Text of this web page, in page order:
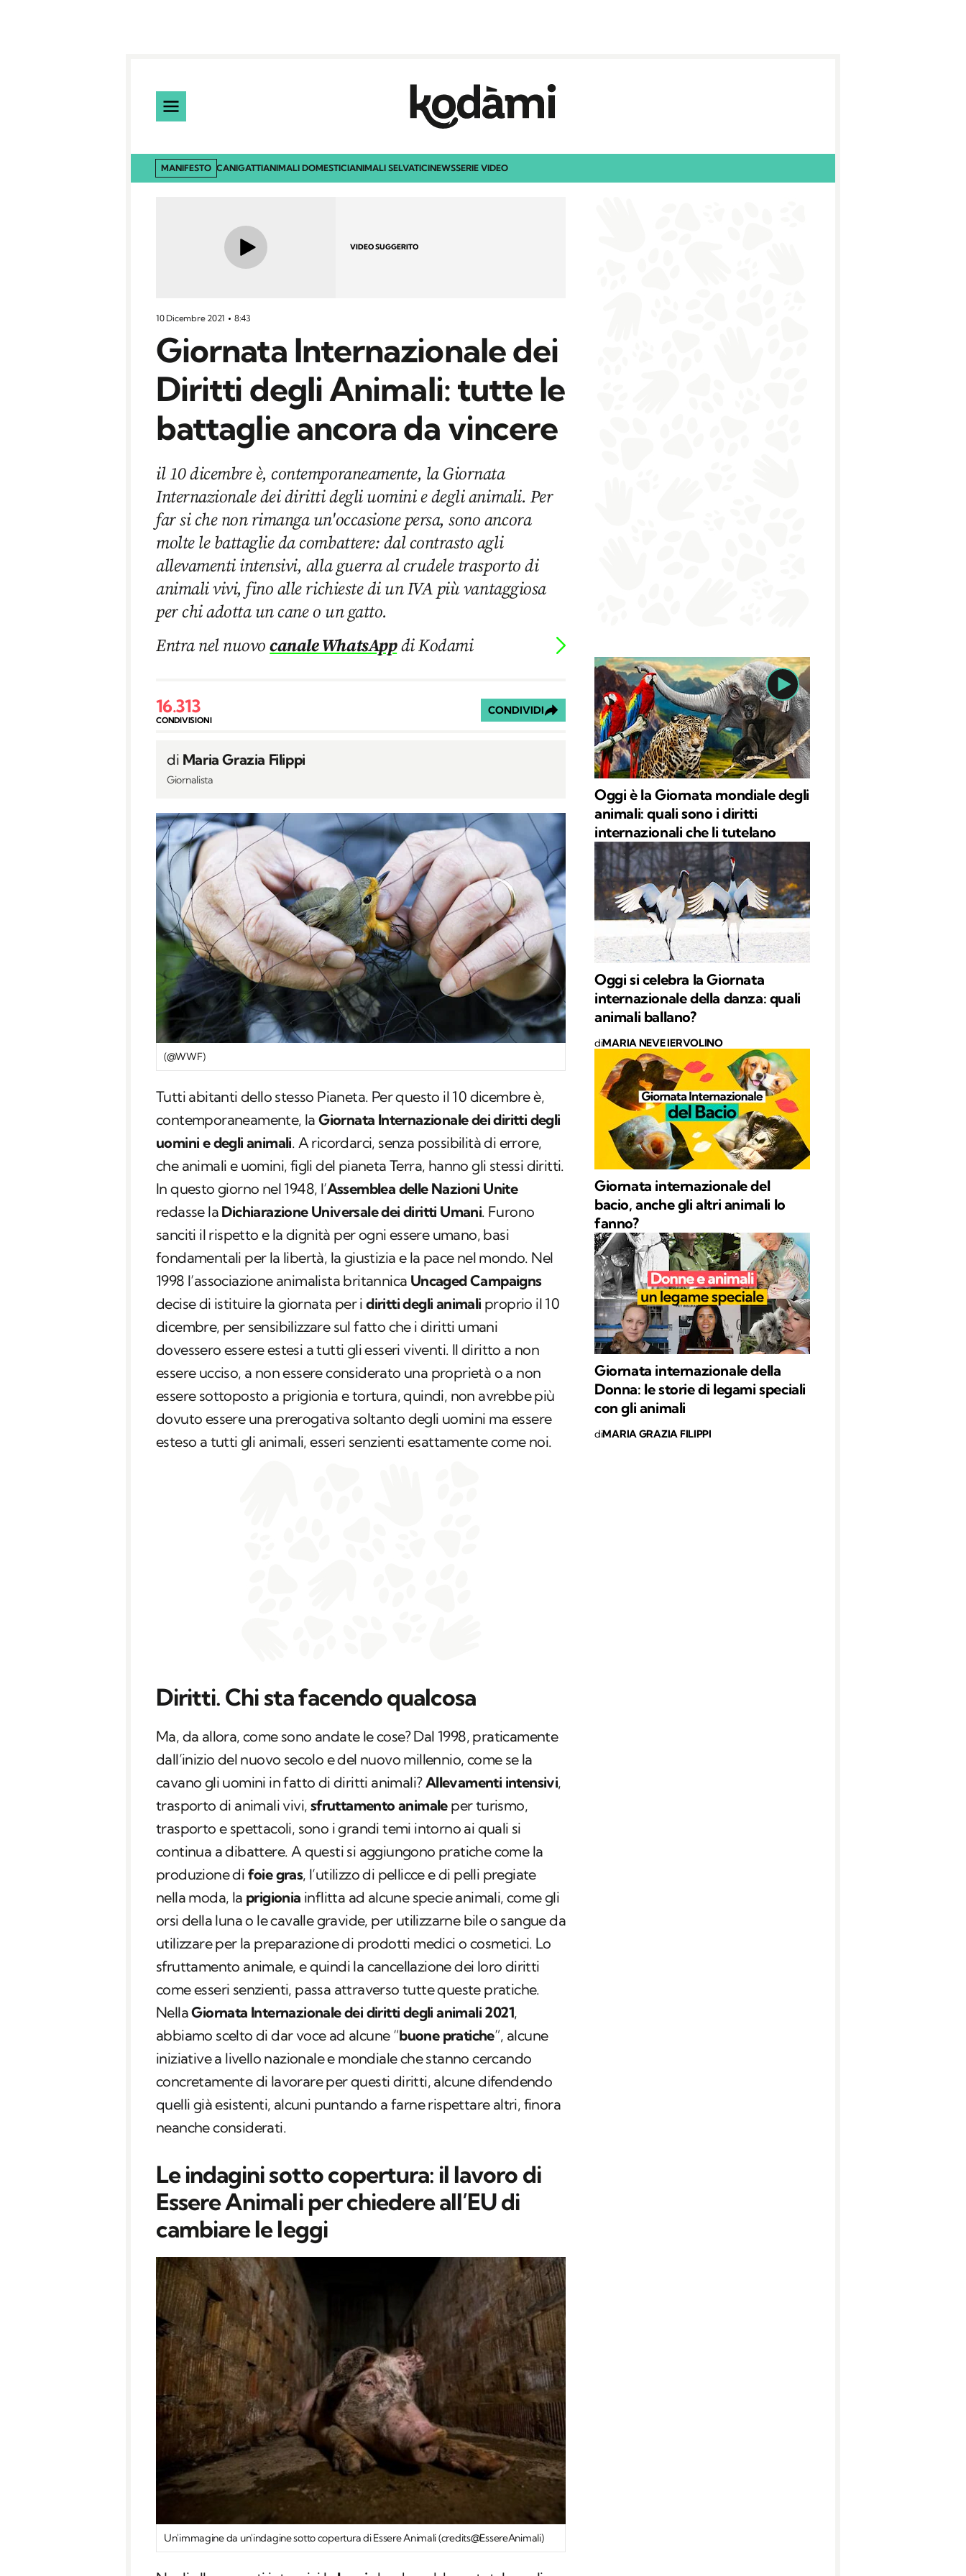
MANIFESTO CANIGATTIANIMALI DOMESTICIANIMALI SELVATICINEWSSERIE VIDEO
VIDEO SUGGERITO
10 Dicembre 2021 8:43
Giornata Internazionale dei
Diritti degli Animali: tutte le
battaglie ancora da vincere
il 10 dicembre è, contemporaneamente, la Giornata
Internazionale dei diritti degli uomini e degli animali. Per
far si che non rimanga un'occasione persa, sono ancora
molte le battaglie da combattere: dal contrasto agli
allevamenti intensivi, alla guerra al crudele trasporto di
animali vivi, fino alle richieste di un IVA più vantaggiosa
per chi adotta un cane o un gatto.
Entra nel nuovocanale WhatsAppdi Kodami
16.313
CONDIVISIONI
CONDIVIDI
di Maria Grazia Filippi
Giornalista
(@WWF)
Tutti abitanti dello stesso Pianeta. Per questo il 10 dicembre è,
contemporaneamente, laGiornata Internazionale dei diritti degli
uomini e degli animali. A ricordarci, senza possibilità di errore,
che animali e uomini, figli del pianeta Terra, hanno gli stessi diritti.
In questo giorno nel 1948, l’Assemblea delle Nazioni Unite
redasse la Dichiarazione Universale dei diritti Umani. Furono
sanciti il rispetto e la dignità per ogni essere umano, basi
fondamentali per la libertà, la giustizia e la pace nel mondo. Nel
1998 l’associazione animalista britannica Uncaged Campaigns
decise di istituire la giornata per idiritti degli animali proprio il 10
dicembre, per sensibilizzare sul fatto che i diritti umani
dovessero essere estesi a tutti gli esseri viventi. Il diritto a non
essere ucciso, a non essere considerato una proprietà o a non
essere sottoposto a prigionia e tortura, quindi, non avrebbe più
dovuto essere una prerogativa soltanto degli uomini ma essere
esteso a tutti gli animali, esseri senzienti esattamente come noi.
Diritti. Chi sta facendo qualcosa
Ma, da allora, come sono andate le cose? Dal 1998, praticamente
dall’inizio del nuovo secolo e del nuovo millennio, come se la
cavano gli uomini in fatto di diritti animali?Allevamenti intensivi,
trasporto di animali vivi, sfruttamento animaleper turismo,
trasporto e spettacoli, sono i grandi temi intorno ai quali si
continua a dibattere. A questi si aggiungono pratiche come la
produzione di foie gras, l’utilizzo di pellicce e di pelli pregiate
nella moda, la prigionia inflitta ad alcune specie animali, come gli
orsi della luna o le cavalle gravide, per utilizzarne bile o sangue da
utilizzare per la preparazione di prodotti medici o cosmetici. Lo
sfruttamento animale, e quindi la cancellazione dei loro diritti
come esseri senzienti, passa attraverso tutte queste pratiche.
NellaGiornata Internazionale dei diritti degli animali 2021,
abbiamo scelto di dar voce ad alcune “buone pratiche”, alcune
iniziative a livello nazionale e mondiale che stanno cercando
concretamente di lavorare per questi diritti, alcune difendendo
quelli già esistenti, alcuni puntando a farne rispettare altri, finora
neanche considerati.
Le indagini sotto copertura: il lavoro di
Essere Animali per chiedere all’EU di
cambiare le leggi
Un'immagine da un'indagine sotto copertura di Essere Animali (credits@EssereAnimali)
Oggi è la Giornata mondiale degli
animali: quali sono i diritti
internazionali che li tutelano
Oggi si celebra la Giornata
internazionale della danza: quali
animali ballano?
diMARIA NEVE IERVOLINO
Giornata internazionale del
bacio, anche gli altri animali lo
fanno?
Giornata internazionale della
Donna: le storie di legami speciali
con gli animali
diMARIA GRAZIA FILIPPI